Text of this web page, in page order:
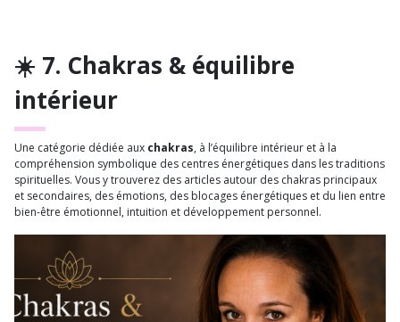
☀️ 7. Chakras & équilibre
intérieur
Une catégorie dédiée aux chakras, à l’équilibre intérieur et à la
compréhension symbolique des centres énergétiques dans les traditions
spirituelles. Vous y trouverez des articles autour des chakras principaux
et secondaires, des émotions, des blocages énergétiques et du lien entre
bien-être émotionnel, intuition et développement personnel.